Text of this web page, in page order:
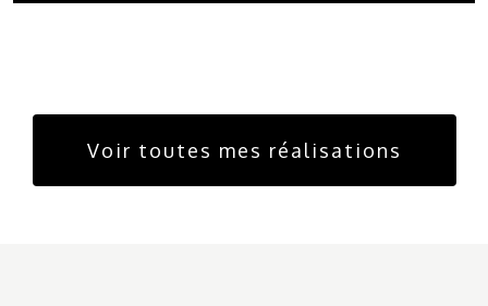
Voir toutes mes réalisations